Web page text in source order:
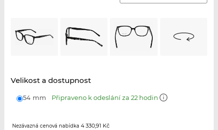
Velikost a dostupnost
54 mm Připraveno k odeslání za 22 hodin
Nezávazná cenová nabídka 4 330,91 Kč